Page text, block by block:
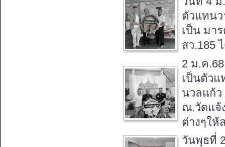
ตัวแทน
เป็น มา
สว.185
2 ม.ค
เป็นตัวแ
นวลแก้
ณ.วัดแจ้
ต่างๆให้
วันพุธที่